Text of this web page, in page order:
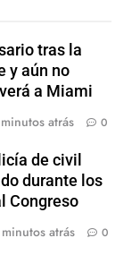
tras la
y aún no
a Miami
atrás 0
de civil
durante los
Congreso
atrás 0